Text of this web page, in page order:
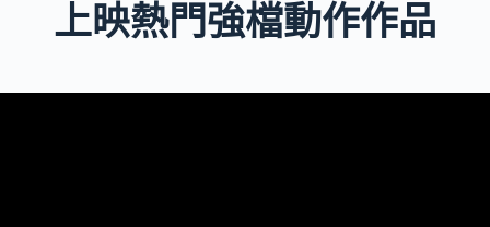
上映熱門強檔動作作品